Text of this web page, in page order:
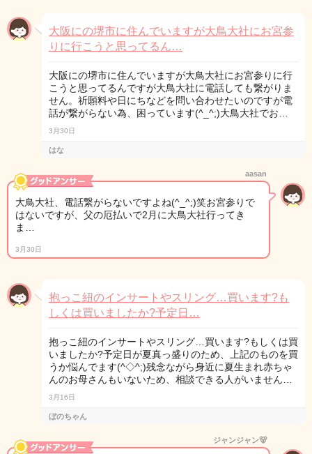
大阪にの堺市に住んでいますが大鳥大社にお宮参
りに行こうと思ってるん…
大阪にの堺市に住んでいますが大鳥大社にお宮参りに行
こうと思ってるんですが大鳥大社に電話しても繋がりま
せん。祈願料や日にちなどを問い合わせたいのですが電
話が繋がらない為、困っています(^_^;)大鳥大社でお…
3月30日
はな
aasan
大鳥大社、電話繋がらないですよね(^_^;)笑お宮参りで
はないですが、父の厄払いで2月に大鳥大社行ってき
ま…
3月30日
抱っこ紐のインサートやスリング…買います?も
しくは買いましたか?予定日…
抱っこ紐のインサートやスリング…買います?もしくは買
いましたか?予定日が夏真っ盛りのため、上記のものを買
うか悩んでます(^◇^;)残念ながら身近に夏生まれ赤ちゃ
んのお母さんもいないため、相談できる人がいません…
3月16日
ぼのちゃん
ジャンジャン🐻